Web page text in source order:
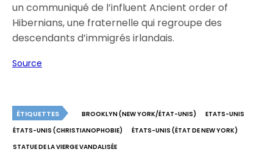
un communiqué de l’influent Ancient order of
Hibernians, une fraternelle qui regroupe des
descendants d’immigrés irlandais.
Source
ÉTIQUETTES BROOKLYN (NEW YORK/ÉTAT-UNIS)
ETATS-UNIS
ÉTATS-UNIS (CHRISTIANOPHOBIE)
ÉTATS-UNIS (ÉTAT DE NEW YORK)
STATUE DE LA VIERGE VANDALISÉE